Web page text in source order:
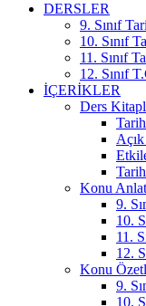
DERSLER
9. Sınıf
10. Sınıf
11. Sınıf
12. Sınıf
İÇERIKLER
Ders
Konu
9.
10.
11.
12.
Konu
9.
10.